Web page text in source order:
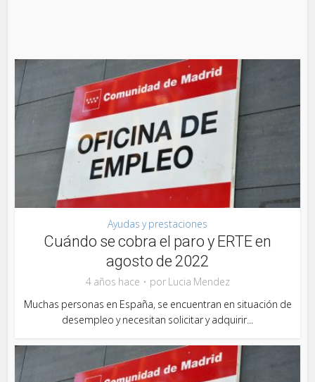
Ayudas y prestaciones
Cuándo se cobra el paro y ERTE en
agosto de 2022
4 años hace por Lucia Mendez
Muchas personas en España, se encuentran en situación de
desempleo y necesitan solicitar y adquirir...